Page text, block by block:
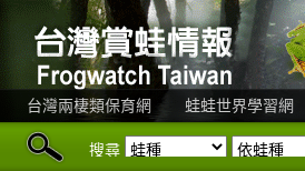
台灣兩棲類保育網 蛙蛙世界學習網
搜尋